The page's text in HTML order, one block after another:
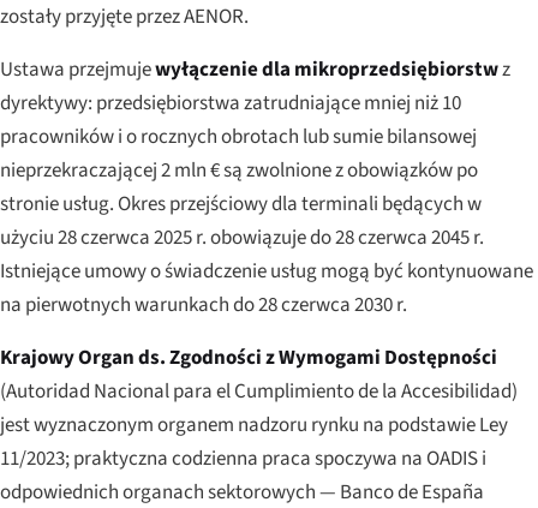
zostały przyjęte przez AENOR.
Ustawa przejmujewyłączenie dla mikroprzedsiębiorstwz
dyrektywy: przedsiębiorstwa zatrudniające mniej niż 10
pracowników i o rocznych obrotach lub sumie bilansowej
nieprzekraczającej 2 mln € są zwolnione z obowiązków po
stronie usług. Okres przejściowy dla terminali będących w
użyciu 28 czerwca 2025 r. obowiązuje do 28 czerwca 2045 r.
Istniejące umowy o świadczenie usług mogą być kontynuowane
na pierwotnych warunkach do 28 czerwca 2030 r.
Krajowy Organ ds. Zgodności z Wymogami Dostępności
(Autoridad Nacional para el Cumplimiento de la Accesibilidad)
jest wyznaczonym organem nadzoru rynku na podstawie Ley
11/2023; praktyczna codzienna praca spoczywa na OADIS i
odpowiednich organach sektorowych — Banco de España